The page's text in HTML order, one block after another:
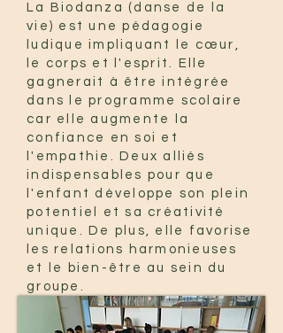
La Biodanza (danse de la
vie) est une pédagogie
ludique impliquant le cœur,
le corps et l'esprit. Elle
gagnerait à être intégrée
dans le programme scolaire
car elle augmente la
confiance en soi et
l'empathie. Deux alliés
indispensables pour que
l'enfant développe son plein
potentiel et sa créativité
unique. De plus, elle favorise
les relations harmonieuses
et le bien-être au sein du
groupe.